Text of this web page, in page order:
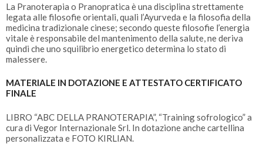
La Pranoterapia o Pranopratica è una disciplina strettamente
legata alle filosofie orientali, quali l’Ayurveda e la filosofia della
medicina tradizionale cinese; secondo queste filosofie l’energia
vitale è responsabile del mantenimento della salute, ne deriva
quindi che uno squilibrio energetico determina lo stato di
malessere.
MATERIALE IN DOTAZIONE E ATTESTATO CERTIFICATO
FINALE
LIBRO “ABC DELLA PRANOTERAPIA”, “Training sofrologico” a
cura di Vegor Internazionale Srl. In dotazione anche cartellina
personalizzata e FOTO KIRLIAN.